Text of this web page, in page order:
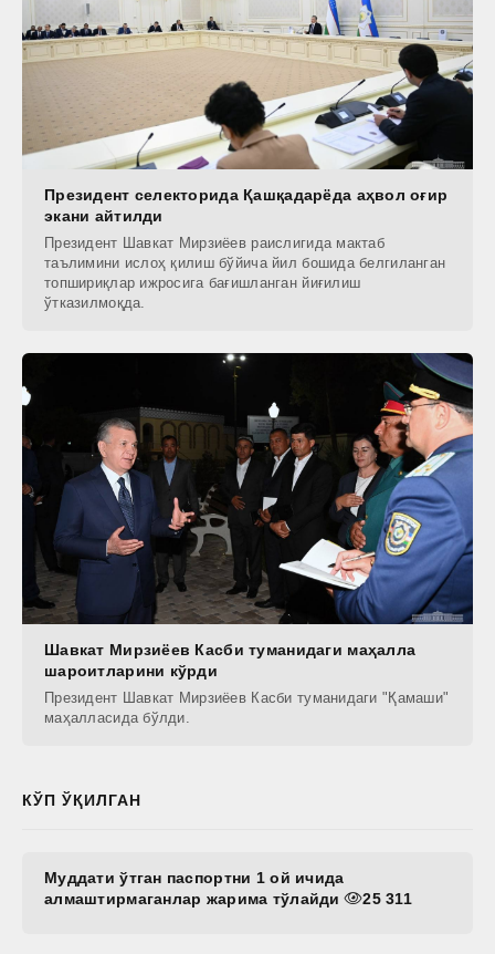
Президент селекторида Қашқадарёда аҳвол оғир
экани айтилди
Президент Шавкат Мирзиёев раислигида мактаб
таълимини ислоҳ қилиш бўйича йил бошида белгиланган
топшириқлар ижросига бағишланган йиғилиш
ўтказилмоқда.
Шавкат Мирзиёев Касби туманидaги маҳалла
шароитларини кўрди
Президент Шавкат Мирзиёев Касби туманидаги "Қамаши"
маҳалласида бўлди.
КЎП ЎҚИЛГАН
Муддати ўтган паспортни 1 ой ичида
алмаштирмаганлар жарима тўлайди
25 311